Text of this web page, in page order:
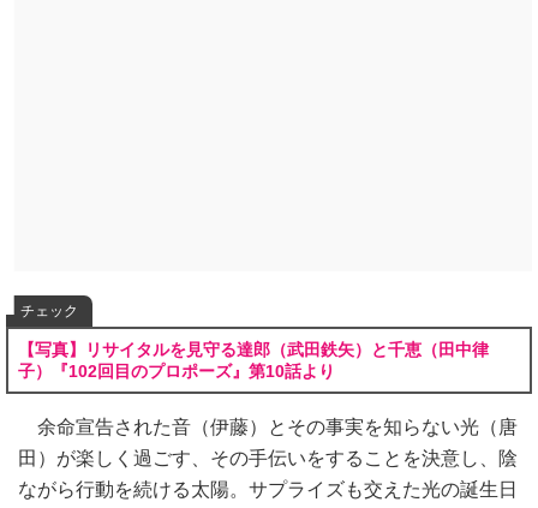
チェック
【写真】リサイタルを見守る達郎（武田鉄矢）と千恵（田中律
子）『102回目のプロポーズ』第10話より
余命宣告された音（伊藤）とその事実を知らない光（唐
田）が楽しく過ごす、その手伝いをすることを決意し、陰
ながら行動を続ける太陽。サプライズも交えた光の誕生日